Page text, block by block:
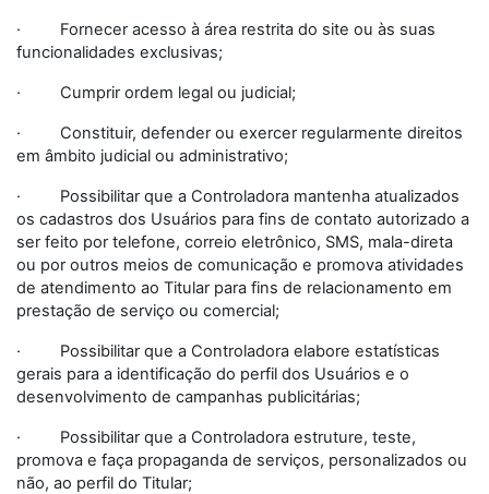
· Fornecer acesso à área restrita do site ou às suas
funcionalidades exclusivas;
· Cumprir ordem legal ou judicial;
· Constituir, defender ou exercer regularmente direitos
em âmbito judicial ou administrativo;
· Possibilitar que a Controladora mantenha atualizados
os cadastros dos Usuários para fins de contato autorizado a
ser feito por telefone, correio eletrônico, SMS, mala-direta
ou por outros meios de comunicação e promova atividades
de atendimento ao Titular para fins de relacionamento em
prestação de serviço ou comercial;
· Possibilitar que a Controladora elabore estatísticas
gerais para a identificação do perfil dos Usuários e o
desenvolvimento de campanhas publicitárias;
· Possibilitar que a Controladora estruture, teste,
promova e faça propaganda de serviços, personalizados ou
não, ao perfil do Titular;